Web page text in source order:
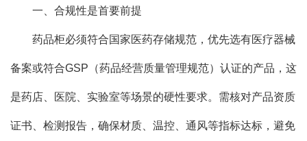
一、合规性是首要前提
药品柜必须符合国家医药存储规范，优先选有医疗器械
备案或符合GSP（药品经营质量管理规范）认证的产品，这
是药店、医院、实验室等场景的硬性要求。需核对产品资质
证书、检测报告，确保材质、温控、通风等指标达标，避免